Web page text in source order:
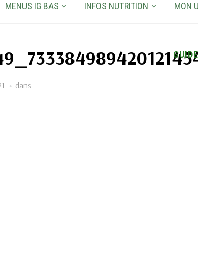
MENUS IG BAS INFOS NUTRITION MON
dans